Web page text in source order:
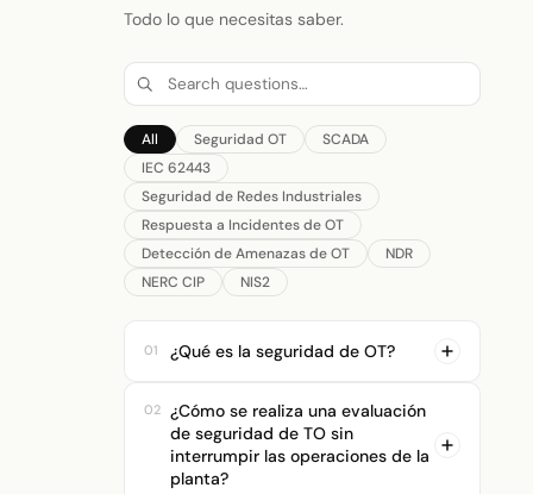
Todo lo que necesitas saber.
All Seguridad OT
SCADA
IEC 62443
Seguridad de Redes Industriales
Respuesta a Incidentes de OT
Detección de Amenazas de OT
NDR
NERC CIP
NIS2
01 ¿Qué es la seguridad de OT?
02 ¿Cómo se realiza una evaluación
de seguridad de TO sin
interrumpir las operaciones de la
planta?